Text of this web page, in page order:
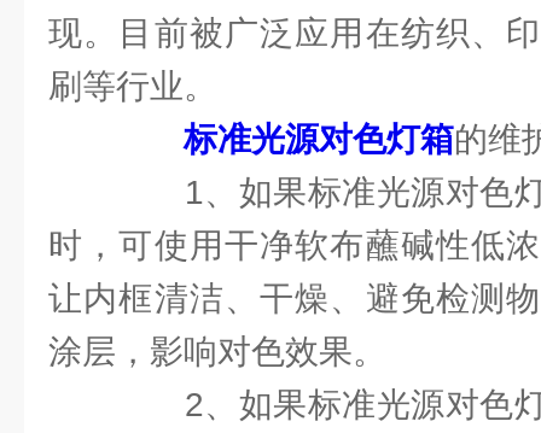
现。目前被广泛应用在纺织、
刷等行业。
标准光源对色灯箱的维
1、如果标准光源对色灯
时，可使用干净软布蘸碱性低
让内框清洁、干燥、避免检测
涂层，影响对色效果。
2、如果标准光源对色灯